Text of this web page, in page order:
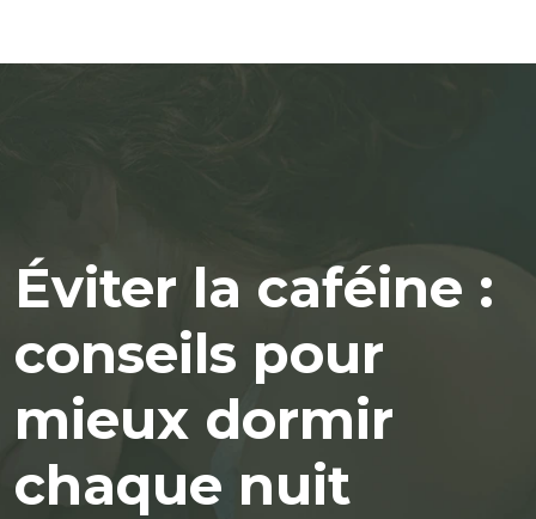
Éviter la caféine :
conseils pour
mieux dormir
chaque nuit